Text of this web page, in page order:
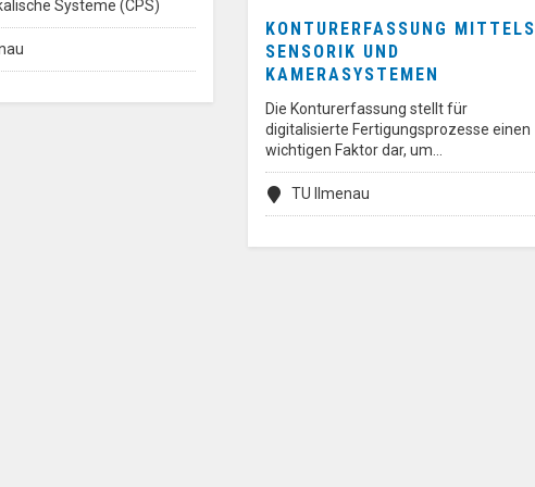
Systeme (CPS)
KONTURERFASSUNG MITTELS
SENSORIK UND
KAMERASYSTEMEN
Die Konturerfassung stellt für
digitalisierte Fertigungsprozesse einen
wichtigen Faktor dar, um…
TU Ilmenau